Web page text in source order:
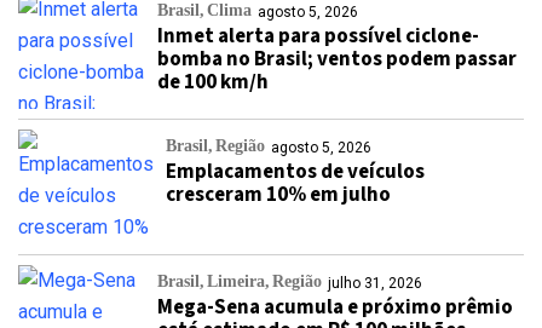
Brasil Clima agosto 5, 2026
Inmet alerta para possível ciclone-
bomba no Brasil; ventos podem passar
de 100 km/h
Brasil Região agosto 5, 2026
Emplacamentos de veículos
cresceram 10% em julho
Brasil Limeira Região julho 31, 2026
Mega-Sena acumula e próximo prêmio